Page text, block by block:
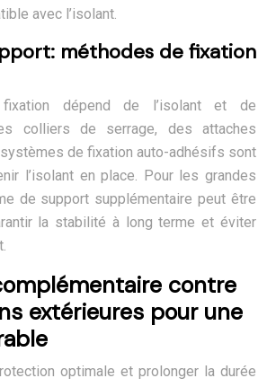
avec l’isolant.
méthodes de fixation
dépend de l’isolant et de
colliers de serrage, des attaches
de fixation auto-adhésifs sont
l’isolant en place. Pour les grandes
de support supplémentaire peut être
la stabilité à long terme et éviter
contre
extérieures pour une
optimale et prolonger la durée